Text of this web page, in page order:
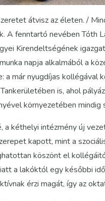
átvisz az életen. /
A fenntartó nevében Tóth
Kirendeltségének
napja alkalmából a
a már nyugdíjas
is, ahol
környezetében
a kéthelyi intézmény új
kapott, mint a
köszönt el
a lakóktól egy későbbi
érzi magát, így az